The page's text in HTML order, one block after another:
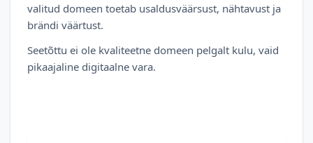
valitud domeen toetab usaldusväärsust, nähtavust ja
brändi väärtust.
Seetõttu ei ole kvaliteetne domeen pelgalt kulu, vaid
pikaajaline digitaalne vara.